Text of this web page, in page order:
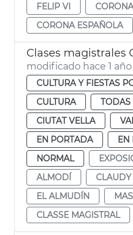
FELIP VI
CORONA ESPAÑOLA
modificado hace 1 año
CULTURA Y FIESTAS
CULTURA
TODAS
CIUTAT VELLA
EN PORTADA
EN
NORMAL
ALMODÍ
CLAUDY
EL ALMUDÍN
CLASSE MAGISTRAL